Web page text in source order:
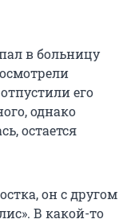
в больницу
его
однако
остается
он с другом
В какой-то